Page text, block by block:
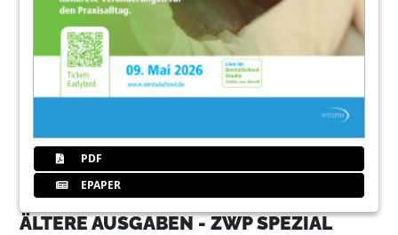
PDF
EPAPER
ÄLTERE AUSGABEN - ZWP SPEZIAL